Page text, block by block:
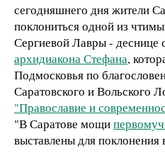
сегодняшнего дня жители
поклониться одной из
Сергиевой Лавры - деснице
архидиакона Стефана,
Подмосковья по
Саратовского и Вольского
"Православие и
"В Саратове мощи
выставлены для